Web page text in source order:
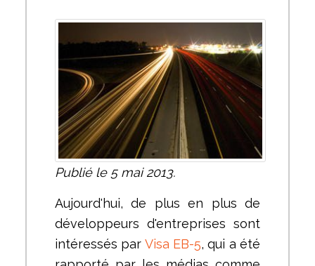
Publié le 5 mai 2013.
Aujourd'hui, de plus en plus de
développeurs d'entreprises sont
intéressés par Visa EB-5, qui a été